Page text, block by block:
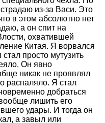
из-за Васи. Это
в этом абсолютно нет
а он спит на
охватившей
Китая. Я ворвался
стал просто мутузить
Он явно
никак не проявлял
распаляло. Я стал
добраться
лишить его
удары. И тогда он
а завыл или